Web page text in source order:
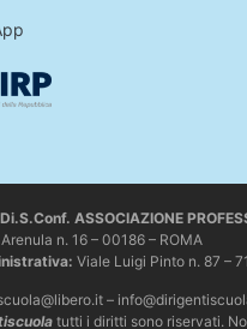
ASSOCIAZIONE
n. 16 – 00186 – ROMA
Viale Luigi Pinto n. 87 –
–
tutti i diritti sono riservati.